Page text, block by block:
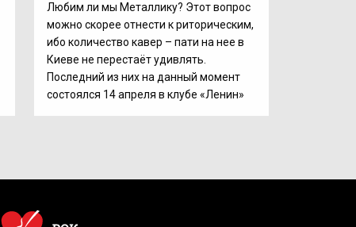
Любим ли мы Металлику? Этот вопрос
можно скорее отнести к риторическим,
ибо количество кавер – пати на нее в
Киеве не перестаёт удивлять.
Последний из них на данный момент
состоялся 14 апреля в клубе «Ленин»